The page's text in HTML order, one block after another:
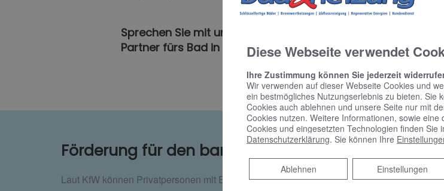
Sprechen Sie mit uns und lassen Sie sich ganz persönlich
Partner fürs Bad in Oldenburg.
Förderung für den barrierefreien Badumbau wieder
Laut KfW können Privatpersonen mit Eigentum oder als Mieter wieder Zuschüsse für
Diese Webseite verwendet
Ihre Zustimmung können Sie jederzeit
Wir verwenden auf dieser Webseite Cookies und
ein bestmögliches Nutzungserlebnis zu bieten. Sie
Cookies auch ablehnen und unsere Seite nur mit
Cookies nutzen. Weitere Informationen, sowie eine
Cookies und eingesetzten Technologien finden Sie
Datenschutzerklärung. Sie können Ihre
Einstellungen
Ablehnen
Ablehnen